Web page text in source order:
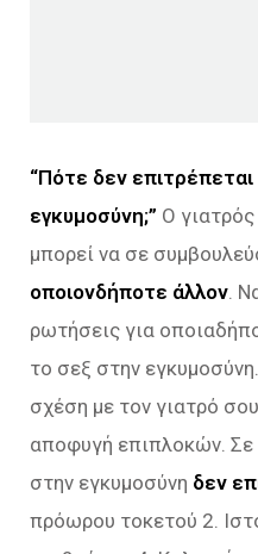
“Πότε δεν
εγκυμοσύνη;” Ο
μπορεί να σε
οποιονδήποτε άλλον .
ρωτήσεις για
το σεξ στην
σχέση με τον γιατρό
αποφυγή επιπλοκών. Σε
στην εγκυμοσύνη δεν
πρόωρου τοκετού 2.